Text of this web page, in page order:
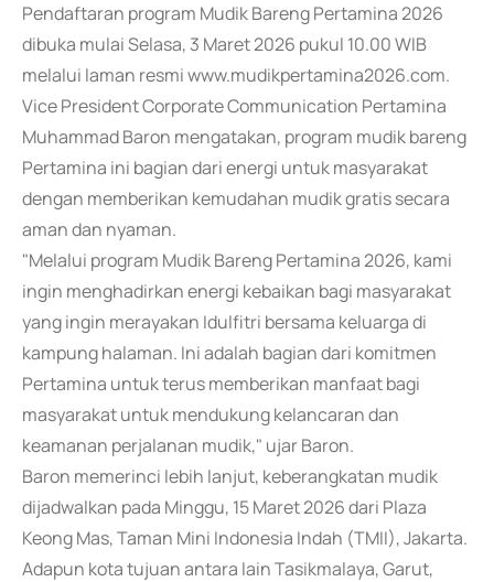
Pendaftaran program Mudik Bareng Pertamina 2026
dibuka mulai Selasa, 3 Maret 2026 pukul 10.00 WIB
melalui laman resmi www.mudikpertamina2026.com.
Vice President Corporate Communication Pertamina
Muhammad Baron mengatakan, program mudik bareng
Pertamina ini bagian dari energi untuk masyarakat
dengan memberikan kemudahan mudik gratis secara
aman dan nyaman.
"Melalui program Mudik Bareng Pertamina 2026, kami
ingin menghadirkan energi kebaikan bagi masyarakat
yang ingin merayakan Idulfitri bersama keluarga di
kampung halaman. Ini adalah bagian dari komitmen
Pertamina untuk terus memberikan manfaat bagi
masyarakat untuk mendukung kelancaran dan
keamanan perjalanan mudik," ujar Baron.
Baron memerinci lebih lanjut, keberangkatan mudik
dijadwalkan pada Minggu, 15 Maret 2026 dari Plaza
Keong Mas, Taman Mini Indonesia Indah (TMII), Jakarta.
Adapun kota tujuan antara lain Tasikmalaya, Garut,